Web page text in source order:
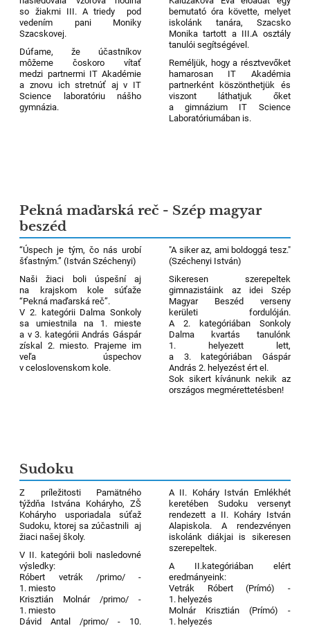
so žiakmi III. A triedy pod
vedením pani Moniky
Szacskovej.
Dúfame, že účastníkov
môžeme čoskoro vítať
medzi partnermi IT Akadémie
a znovu ich stretnúť aj v IT
Science laboratóriu nášho
gymnázia.
bemutató óra követte, melyet
iskolánk tanára, Szacsko
Monika tartott a III.A osztály
tanulói segítségével.
Reméljük, hogy a résztvevőket
hamarosan IT Akadémia
partnerként köszönthetjük és
viszont láthatjuk őket
a gimnázium IT Science
Laboratóriumában is.
Pekná maďarská reč - Szép magyar
beszéd
“Úspech je tým, čo nás urobí
šťastným.” (István Széchenyi)
Naši žiaci boli úspešní aj
na krajskom kole súťaže
“Pekná maďarská reč”.
V 2. kategórii Dalma Sonkoly
sa umiestnila na 1. mieste
a v 3. kategórii András Gáspár
získal 2. miesto. Prajeme im
veľa úspechov
v celoslovenskom kole.
"A siker az, ami boldoggá tesz."
(Széchenyi István)
Sikeresen szerepeltek
gimnazistáink az idei Szép
Magyar Beszéd verseny
kerületi fordulóján.
A 2. kategóriában Sonkoly
Dalma kvartás tanulónk
1. helyezett lett,
a 3. kategóriában Gáspár
András 2. helyezést ért el.
Sok sikert kívánunk nekik az
országos megmérettetésben!
Sudoku
Z príležitosti Pamätného
týždňa Istvána Koháryho, ZŠ
Koháryho usporiadala súťaž
Sudoku, ktorej sa zúčastnili aj
žiaci našej školy.
V II. kategórii boli nasledovné
výsledky:
Róbert vetrák /primo/ -
1. miesto
Krisztián Molnár /primo/ -
1. miesto
Dávid Antal /primo/ - 10.
A II. Koháry István Emlékhét
keretében Sudoku versenyt
rendezett a II. Koháry István
Alapiskola. A rendezvényen
iskolánk diákjai is sikeresen
szerepeltek.
A II.kategóriában elért
eredmányeink:
Vetrák Róbert (Prímó) -
1. helyezés
Molnár Krisztián (Prímó) -
1. helyezés